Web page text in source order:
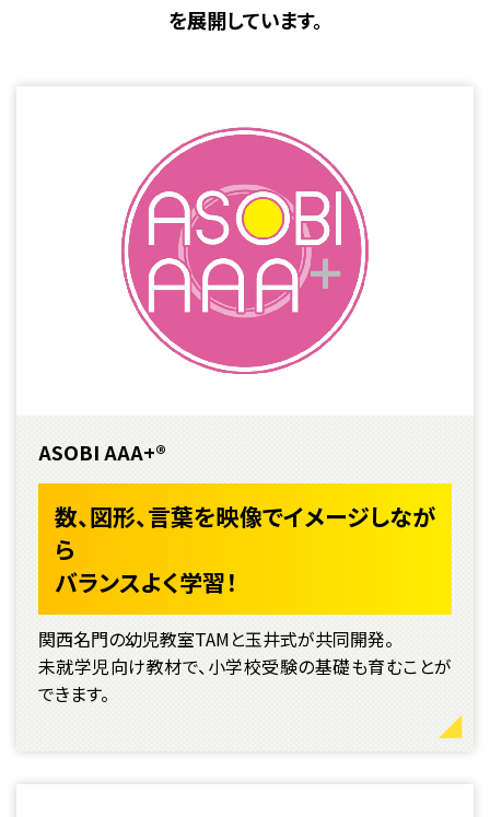
を展開しています。
ASOBI AAA+®
数、図形、言葉を映像でイメージしなが
ら
バランスよく学習！
関西名門の幼児教室TAMと玉井式が共同開発。
未就学児向け教材で、小学校受験の基礎も育むことが
できます。